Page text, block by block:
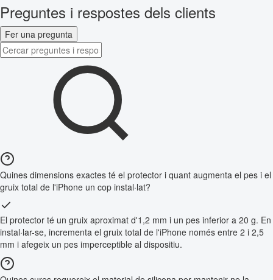
Preguntes i respostes dels clients
Fer una pregunta
Quines dimensions exactes té el protector i quant augmenta el pes i el
gruix total de l'iPhone un cop instal·lat?
El protector té un gruix aproximat d'1,2 mm i un pes inferior a 20 g. En
instal·lar-se, incrementa el gruix total de l'iPhone només entre 2 i 2,5
mm i afegeix un pes imperceptible al dispositiu.